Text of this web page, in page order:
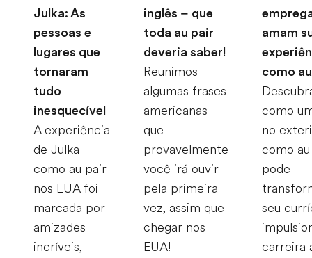
Julka: As
pessoas e
lugares que
tornaram
tudo
inesquecível
A experiência
de Julka
como au pair
nos EUA foi
marcada por
amizades
incríveis,
inglês – que
toda au pair
deveria saber!
Reunimos
algumas frases
americanas
que
provavelmente
você irá ouvir
pela primeira
vez, assim que
chegar nos
EUA!
amam
como
como
no
como
pode
seu
carreira